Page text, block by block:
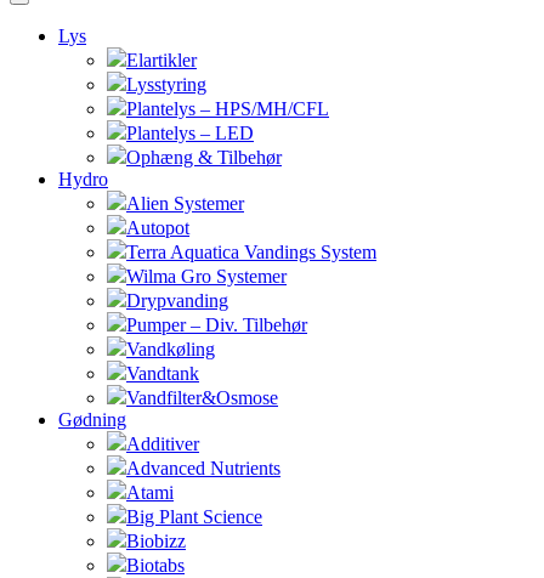
Lys
Elartikler
Lysstyring
Plantelys – HPS/MH/CFL
Plantelys – LED
Ophæng & Tilbehør
Hydro
Alien Systemer
Autopot
Terra Aquatica Vandings System
Wilma Gro Systemer
Drypvanding
Pumper – Div. Tilbehør
Vandkøling
Vandtank
Vandfilter&Osmose
Gødning
Additiver
Advanced Nutrients
Atami
Big Plant Science
Biobizz
Biotabs